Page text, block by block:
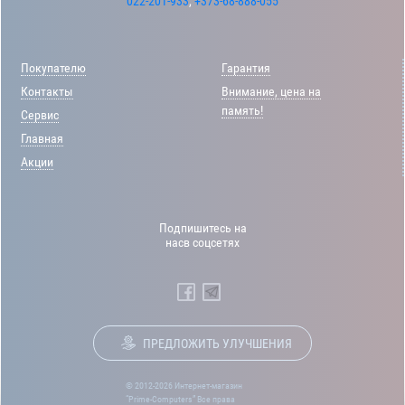
Покупателю
Контакты
Сервис
Главная
Акции
Гарантия
Внимание, цена на
память!
Подпишитесь на
насв соцсетях
ПРЕДЛОЖИТЬ УЛУЧШЕНИЯ
© 2012-2026 Интернет-магазин
“Prime-Computers” Все права